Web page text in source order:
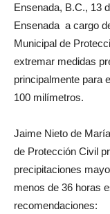
Ensenada, B.C., 13
Ensenada a cargo
Municipal de
extremar medidas
principalmente para
100 milímetros.
Jaime Nieto de
de Protección Civil
precipitaciones
menos de 36 horas
recomendaciones: